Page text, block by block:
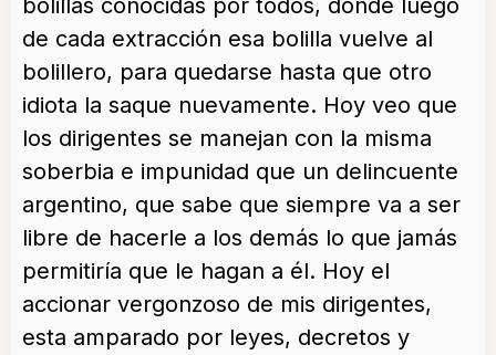
bolillas conocidas por todos, donde luego
de cada extracción esa bolilla vuelve al
bolillero, para quedarse hasta que otro
idiota la saque nuevamente. Hoy veo que
los dirigentes se manejan con la misma
soberbia e impunidad que un delincuente
argentino, que sabe que siempre va a ser
libre de hacerle a los demás lo que jamás
permitiría que le hagan a él. Hoy el
accionar vergonzoso de mis dirigentes,
esta amparado por leyes, decretos y